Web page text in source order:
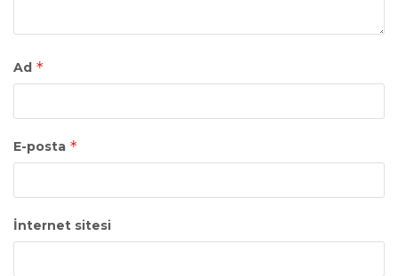
Ad *
E-posta *
İnternet sitesi